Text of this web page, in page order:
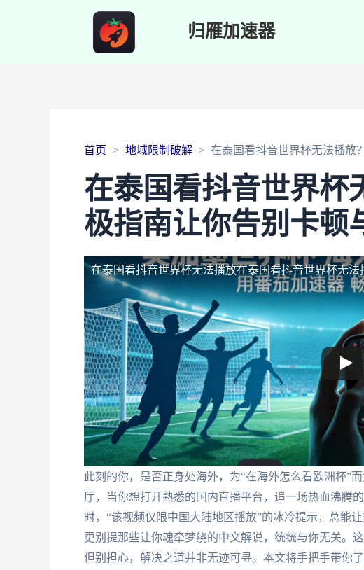
归雁加速器
首页 地域限制破解 在泰国看抖音世界杯无法播放
在泰国看抖音世界杯
极指南让你告别卡顿
在泰国看抖音世界杯无法播放在泰国看抖音世界杯无法
此刻的你，是否正身处海外，为“在海外怎么看欧洲杯”
厅，当你想打开熟悉的国内直播平台，追一场热血沸腾
时，“该视频仅限中国大陆地区播放”的冰冷提示，总能
更别提那些让你魂牵梦绕的中文解说，统统与你无关。
但别担心，解决之道并非无迹可寻。本文将手把手带你